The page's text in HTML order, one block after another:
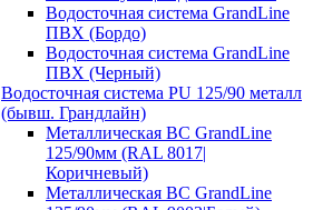
Водосточная система GrandLine
ПВХ (Бордо)
Водосточная система GrandLine
ПВХ (Черный)
Водосточная система PU 125/90 металл
(бывш. Грандлайн)
Металлическая ВС GrandLine
125/90мм (RAL 8017|
Коричневый)
Металлическая ВС GrandLine